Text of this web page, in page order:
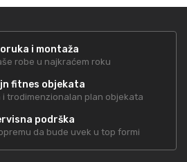
i montaža
robe u najkraćem roku
fitnes objekata
i trodimenzionalan plan objekata
podrška
da bude uvek u top formi